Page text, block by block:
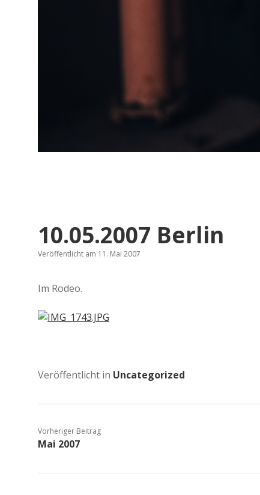
10.05.2007 Berlin
Veröffentlicht am 11. Mai 2007
Im Rodeo.
Veröffentlicht in Uncategorized
Vorheriger Beitrag
Mai 2007